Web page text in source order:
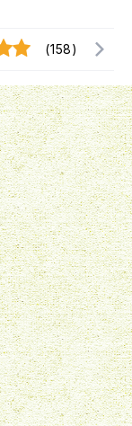
(158)